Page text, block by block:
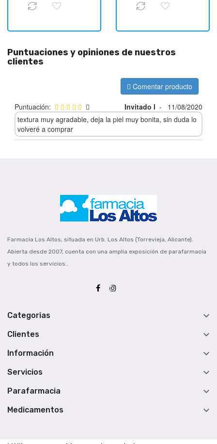
Puntuaciones y opiniones de nuestros
clientes
Comentar producto
Puntuación: Invitado I -
11/08/2020
textura muy agradable, deja la piel muy bonita, sin duda lo
volveré a comprar
Farmacia Los Altos, situada en Urb. Los Altos (Torrevieja, Alicante).
Abierta desde 2007, cuenta con una amplia exposición de parafarmacia
y todos los servicios..
Categorias 
Clientes 
Información 
Servicios 
Parafarmacia 
Medicamentos 